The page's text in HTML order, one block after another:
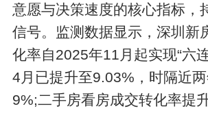
意愿与决策速度的核心指标，
信号。监测数据显示，深圳新
化率自2025年11月起实现“六
4月已提升至9.03%，时隔近
9%;二手房看房成交转化率提